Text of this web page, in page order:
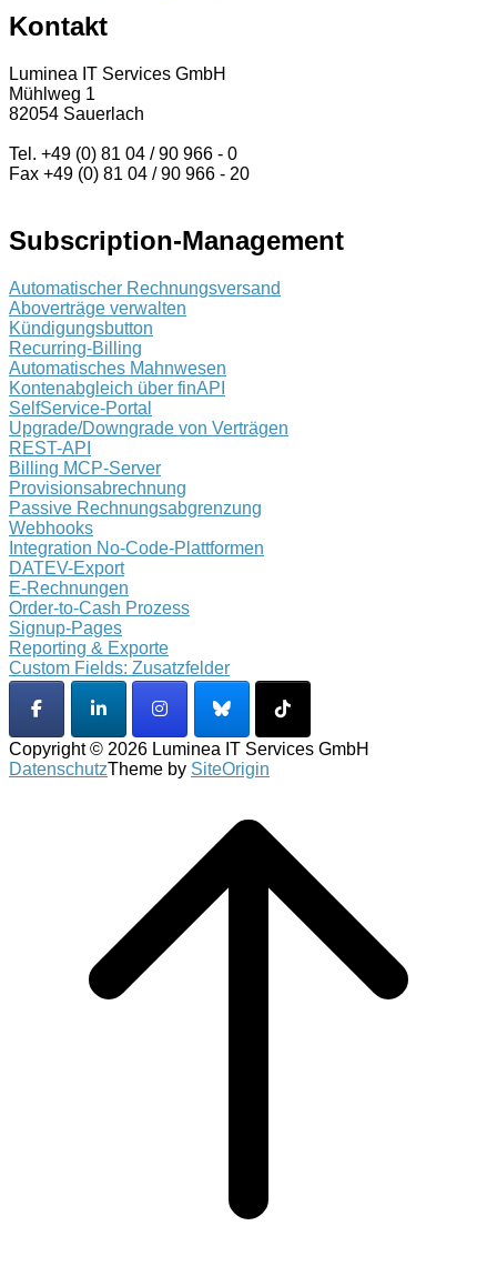
Kontakt
Luminea IT Services GmbH
Mühlweg 1
82054 Sauerlach
Tel. +49 (0) 81 04 / 90 966 - 0
Fax +49 (0) 81 04 / 90 966 - 20
Subscription-Management
Automatischer Rechnungsversand
Aboverträge verwalten
Kündigungsbutton
Recurring-Billing
Automatisches Mahnwesen
Kontenabgleich über finAPI
SelfService-Portal
Upgrade/Downgrade von Verträgen
REST-API
Billing MCP-Server
Provisionsabrechnung
Passive Rechnungsabgrenzung
Webhooks
Integration No-Code-Plattformen
DATEV-Export
E-Rechnungen
Order-to-Cash Prozess
Signup-Pages
Reporting & Exporte
Custom Fields: Zusatzfelder
Copyright © 2026 Luminea IT Services GmbH
DatenschutzTheme by SiteOrigin